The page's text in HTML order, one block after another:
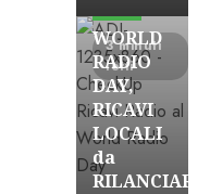
3 minuti
letti
WORLD
RADIO
DAY,
RICAVI
LOCALI
da
RILANCIARE